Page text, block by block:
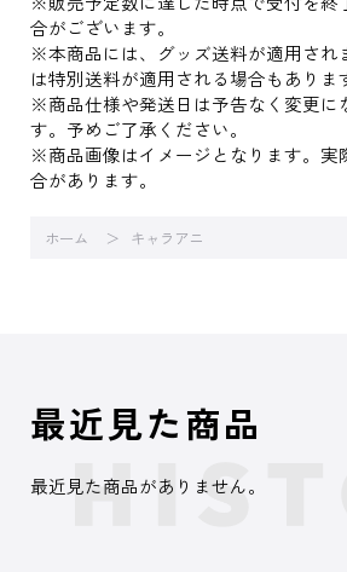
合がございます。
※本商品には、グッズ送料が適用され
は特別送料が適用される場合もありま
※商品仕様や発送日は予告なく変更に
す。予めご了承ください。
※商品画像はイメージとなります。実
合があります。
ホーム キャラアニ
最近見た商品
最近見た商品がありません。